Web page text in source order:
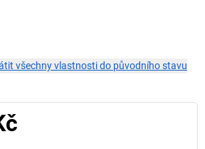
všechny vlastnosti do původního stavu